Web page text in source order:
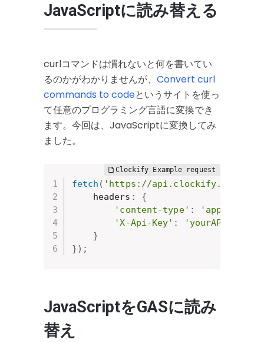
JavaScriptに読み替える
curlコマンドは慣れないと何を書いてい
るのかがわかりませんが、 Convert curl
commands to codeというサイトを使っ
て任意のプログラミング言語に変換でき
ます。今回は、JavaScriptに変換してみ
ました。
fetch ( 'https://api.clockify.me/api/
    headers
:
{
'content-type' :
'X-Api-Key' :
'yourAPIkey'
}
}) ;
JavaScriptをGASに読み
替え